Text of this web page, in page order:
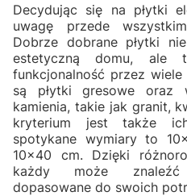
Decydując się na płytki
uwagę przede
Dobrze dobrane płytki
estetyczną domu, ale
funkcjonalność przez
są płytki gresowe oraz
kamienia, takie jak granit,
kryterium jest także
spotykane wymiary to
10x40 cm. Dzięki
każdy może znaleźć
dopasowane do swoich